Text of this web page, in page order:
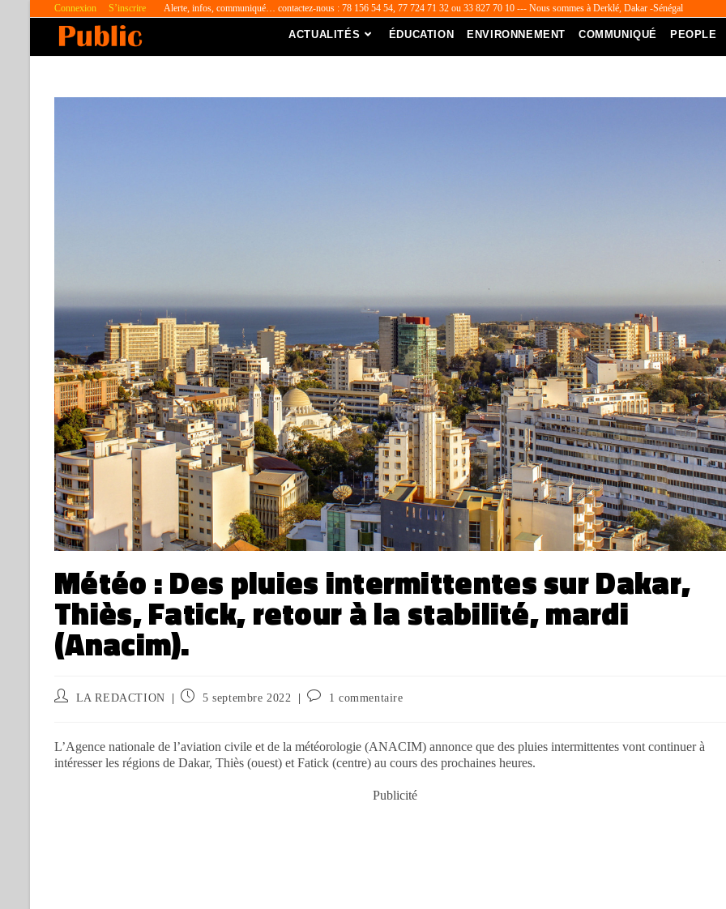
Connexion S’inscrire Alerte, infos, communiqué… contactez-nous : 78 156 54 54, 77 724 71 32 ou 33 827 70 10 --- Nous sommes à Derklé, Dakar -Sénégal
ACTUALITÉS ÉDUCATION ENVIRONNEMENT COMMUNIQUÉ PEOPLE
Météo : Des pluies intermittentes sur Dakar,
Thiès, Fatick, retour à la stabilité, mardi
(Anacim).
LA REDACTION 5 septembre 2022 1 commentaire
L’Agence nationale de l’aviation civile et de la météorologie (ANACIM) annonce que des pluies intermittentes vont continuer à
intéresser les régions de Dakar, Thiès (ouest) et Fatick (centre) au cours des prochaines heures.
Publicité